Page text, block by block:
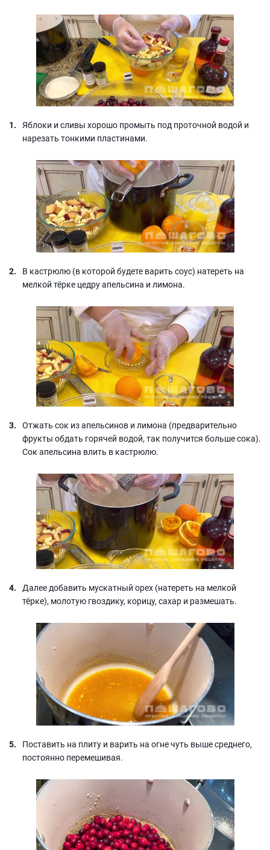
Яблоки и сливы хорошо промыть под проточной водой и
нарезать тонкими пластинами.
В кастрюлю (в которой будете варить соус) натереть на
мелкой тёрке цедру апельсина и лимона.
Отжать сок из апельсинов и лимона (предварительно
фрукты обдать горячей водой, так получится больше сока).
Сок апельсина влить в кастрюлю.
Далее добавить мускатный орех (натереть на мелкой
тёрке), молотую гвоздику, корицу, сахар и размешать.
Поставить на плиту и варить на огне чуть выше среднего,
постоянно перемешивая.